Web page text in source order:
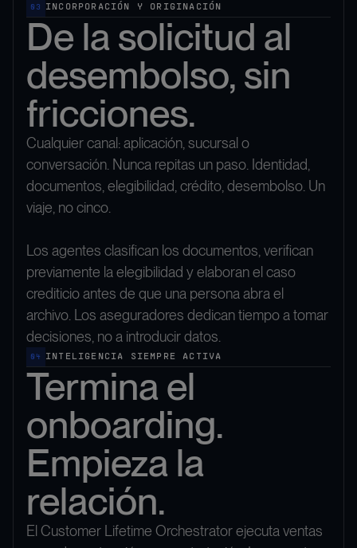
03 INCORPORACIÓN Y ORIGINACIÓN
De la solicitud al
desembolso, sin
fricciones.
Cualquier canal: aplicación, sucursal o
conversación. Nunca repitas un paso. Identidad,
documentos, elegibilidad, crédito, desembolso. Un
viaje, no cinco.
Los agentes clasifican los documentos, verifican
previamente la elegibilidad y elaboran el caso
crediticio antes de que una persona abra el
archivo. Los aseguradores dedican tiempo a tomar
decisiones, no a introducir datos.
04 INTELIGENCIA SIEMPRE ACTIVA
Termina el
onboarding.
Empieza la
relación.
El Customer Lifetime Orchestrator ejecuta ventas